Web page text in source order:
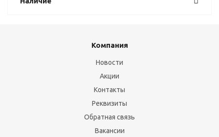
Компания
Новости
Акции
Контакты
Реквизиты
Обратная связь
Вакансии